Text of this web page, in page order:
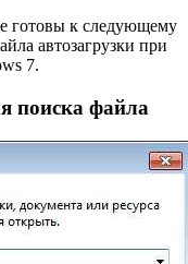
готовы к следующему
автозагрузки при
7.
поиска файла